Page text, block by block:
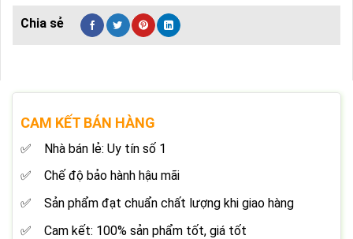
CAM KẾT BÁN HÀNG
Nhà bán lẻ: Uy tín số 1
Chế độ bảo hành hậu mãi
Sản phẩm đạt chuẩn chất lượng khi giao hàng
Cam kết: 100% sản phẩm tốt, giá tốt